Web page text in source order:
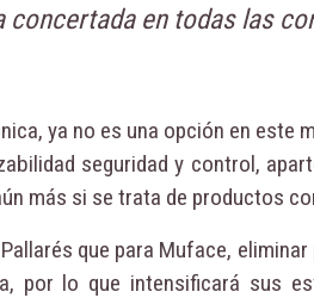
concertada en todas las
ya no es una opción en este
seguridad y control,
más si se trata de productos
que para Muface,
por lo que intensificará sus